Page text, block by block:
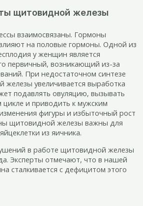
щитовидной железы
взаимосвязаны. Гормоны
на половые гормоны. Одной из
у женщин является
первичный, возникающий из-за
При недостаточном синтезе
увеличивается выработка
подавлять овуляцию, вызывать
цикле и приводить к мужским
фигуры и избыточный рост
щитовидной железы важны для
из яичника.
в работе щитовидной железы
Эксперты отмечают, что в нашей
сталкивается с дефицитом этого